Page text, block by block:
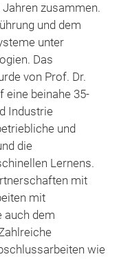
zusammen.
und dem
unter
Das
von Prof. Dr.
eine beinahe 35-
Industrie
und
die
Lernens.
mit
mit
auch dem
wie